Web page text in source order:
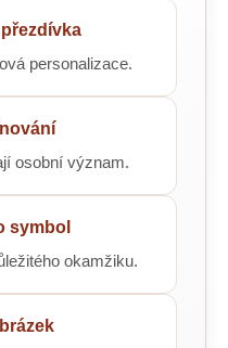
personalizace.
osobní význam.
symbol
okamžiku.